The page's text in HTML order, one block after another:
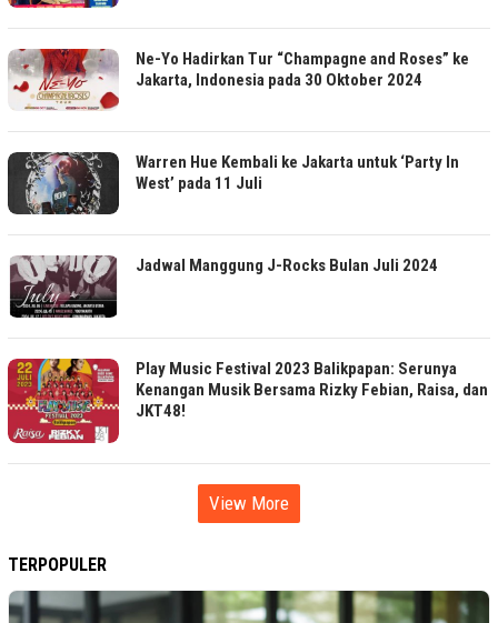
Ne-Yo Hadirkan Tur “Champagne and Roses” ke
Jakarta, Indonesia pada 30 Oktober 2024
Warren Hue Kembali ke Jakarta untuk ‘Party In
West’ pada 11 Juli
Jadwal Manggung J-Rocks Bulan Juli 2024
Play Music Festival 2023 Balikpapan: Serunya
Kenangan Musik Bersama Rizky Febian, Raisa, dan
JKT48!
View More
TERPOPULER